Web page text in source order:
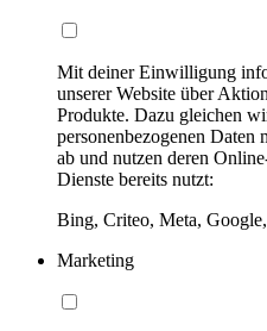
Mit deiner Einwilligung
unserer Website über
Produkte. Dazu gleichen
personenbezogenen Daten
ab und nutzen deren
Dienste bereits nutzt:
Bing, Criteo, Meta,
Marketing